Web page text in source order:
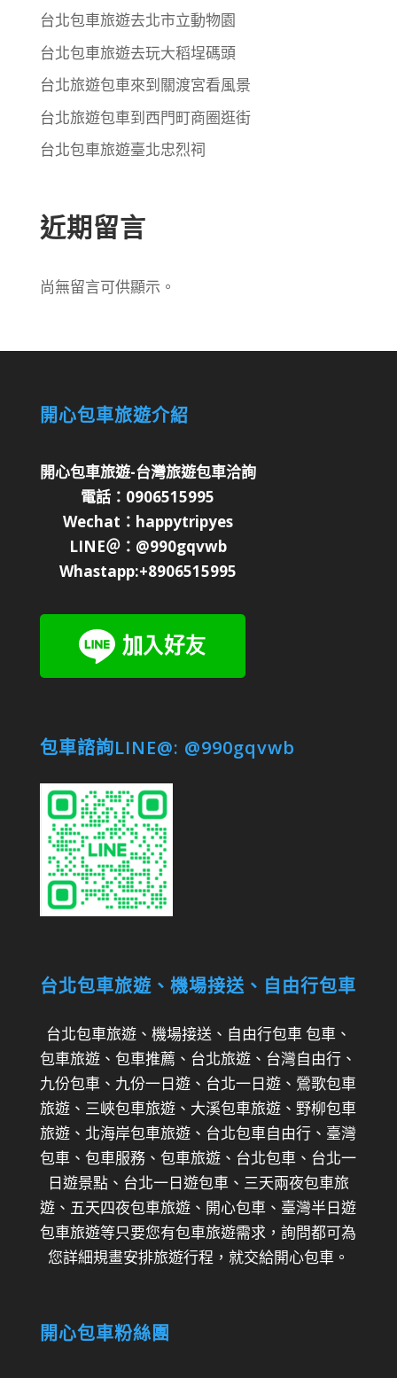
台北包車旅遊去北市立動物園
台北包車旅遊去玩大稻埕碼頭
台北旅遊包車來到關渡宮看風景
台北旅遊包車到西門町商圈逛街
台北包車旅遊臺北忠烈祠
近期留言
尚無留言可供顯示。
開心包車旅遊介紹
開心包車旅遊-台灣旅遊包車洽詢
電話：0906515995
Wechat：happytripyes
LINE＠：@990gqvwb
Whastapp:+8906515995
包車諮詢LINE@: @990gqvwb
台北包車旅遊、機場接送、自由行包車
台北包車旅遊、機場接送、自由行包車 包車、
包車旅遊、包車推薦、台北旅遊、台灣自由行、
九份包車、九份一日遊、台北一日遊、鶯歌包車
旅遊、三峽包車旅遊、大溪包車旅遊、野柳包車
旅遊、北海岸包車旅遊、台北包車自由行、臺灣
包車、包車服務、包車旅遊、台北包車、台北一
日遊景點、台北一日遊包車、三天兩夜包車旅
遊、五天四夜包車旅遊、開心包車、臺灣半日遊
包車旅遊等只要您有包車旅遊需求，詢問都可為
您詳細規畫安排旅遊行程，就交給開心包車。
開心包車粉絲團